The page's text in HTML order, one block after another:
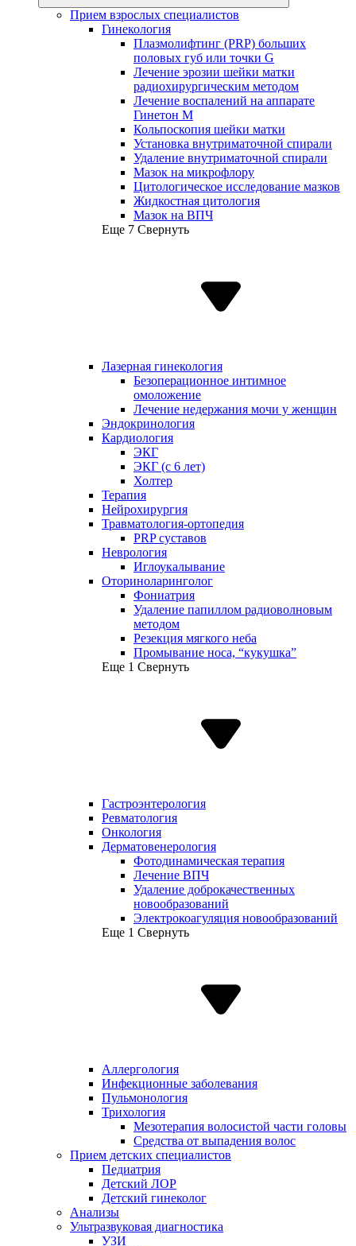
Прием взрослых специалистов
Гинекология
Плазмолифтинг (PRP) больших
половых губ или точки G
Лечение эрозии шейки матки
радиохирургическим методом
Лечение воспалений на аппарате
Гинетон М
Кольпоскопия шейки матки
Установка внутриматочной спирали
Удаление внутриматочной спирали
Мазок на микрофлору
Цитологическое исследование мазков
Жидкостная цитология
Мазок на ВПЧ
Еще 7 Свернуть
Лазерная гинекология
Безоперационное интимное
омоложение
Лечение недержания мочи у женщин
Эндокринология
Кардиология
ЭКГ
ЭКГ (с 6 лет)
Холтер
Терапия
Нейрохирургия
Травматология-ортопедия
PRP суставов
Неврология
Иглоукалывание
Оториноларинголог
Фониатрия
Удаление папиллом радиоволновым
методом
Резекция мягкого неба
Промывание носа, “кукушка”
Еще 1 Свернуть
Гастроэнтерология
Ревматология
Онкология
Дерматовенерология
Фотодинамическая терапия
Лечение ВПЧ
Удаление доброкачественных
новообразований
Электрокоагуляция новообразований
Еще 1 Свернуть
Аллергология
Инфекционные заболевания
Пульмонология
Трихология
Мезотерапия волосистой части головы
Средства от выпадения волос
Прием детских специалистов
Педиатрия
Детский ЛОР
Детский гинеколог
Анализы
Ультразвуковая диагностика
УЗИ